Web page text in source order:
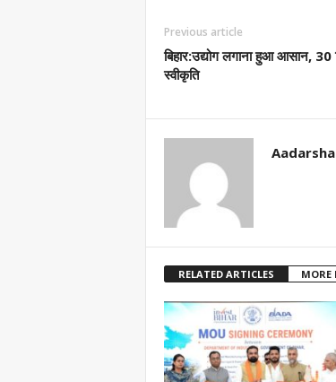
Previous article
बिहार:उद्योग लगाना हुआ आसान, 30
स्वीकृति
RELATED ARTICLES MORE